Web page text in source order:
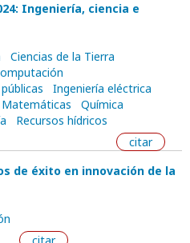
Ingeniería, ciencia e
Ciencias de la Tierra
Ingeniería eléctrica
Matemáticas
Química
Recursos hídricos
citar
de éxito en innovación de la